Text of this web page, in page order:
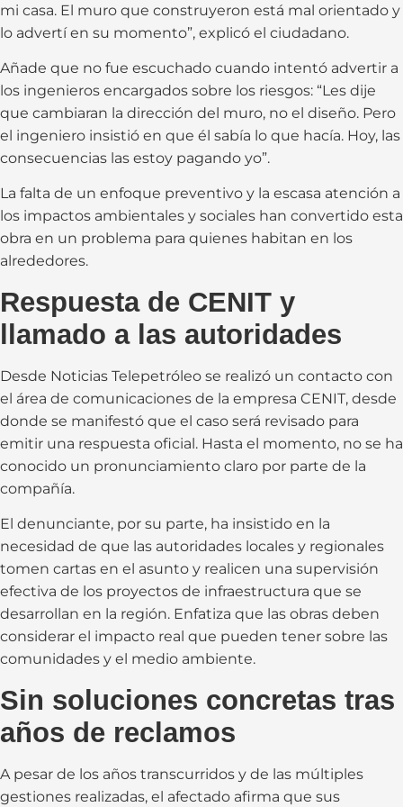
mi casa. El muro que construyeron está mal orientado y
lo advertí en su momento”, explicó el ciudadano.
Añade que no fue escuchado cuando intentó advertir a
los ingenieros encargados sobre los riesgos: “Les dije
que cambiaran la dirección del muro, no el diseño. Pero
el ingeniero insistió en que él sabía lo que hacía. Hoy, las
consecuencias las estoy pagando yo”.
La falta de un enfoque preventivo y la escasa atención a
los impactos ambientales y sociales han convertido esta
obra en un problema para quienes habitan en los
alrededores.
Respuesta de CENIT y
llamado a las autoridades
Desde Noticias Telepetróleo se realizó un contacto con
el área de comunicaciones de la empresa CENIT, desde
donde se manifestó que el caso será revisado para
emitir una respuesta oficial. Hasta el momento, no se ha
conocido un pronunciamiento claro por parte de la
compañía.
El denunciante, por su parte, ha insistido en la
necesidad de que las autoridades locales y regionales
tomen cartas en el asunto y realicen una supervisión
efectiva de los proyectos de infraestructura que se
desarrollan en la región. Enfatiza que las obras deben
considerar el impacto real que pueden tener sobre las
comunidades y el medio ambiente.
Sin soluciones concretas tras
años de reclamos
A pesar de los años transcurridos y de las múltiples
gestiones realizadas, el afectado afirma que sus